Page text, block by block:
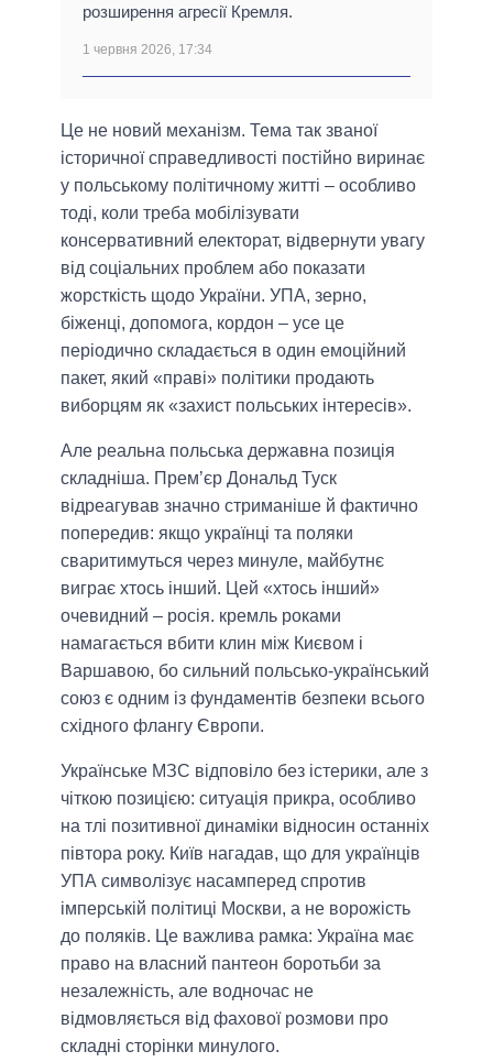
розширення агресії Кремля.
1 червня 2026, 17:34
Це не новий механізм. Тема так званої
історичної справедливості постійно виринає
у польському політичному житті – особливо
тоді, коли треба мобілізувати
консервативний електорат, відвернути увагу
від соціальних проблем або показати
жорсткість щодо України. УПА, зерно,
біженці, допомога, кордон – усе це
періодично складається в один емоційний
пакет, який «праві» політики продають
виборцям як «захист польських інтересів».
Але реальна польська державна позиція
складніша. Прем’єр Дональд Туск
відреагував значно стриманіше й фактично
попередив: якщо українці та поляки
сваритимуться через минуле, майбутнє
виграє хтось інший. Цей «хтось інший»
очевидний – росія. кремль роками
намагається вбити клин між Києвом і
Варшавою, бо сильний польсько-український
союз є одним із фундаментів безпеки всього
східного флангу Європи.
Українське МЗС відповіло без істерики, але з
чіткою позицією: ситуація прикра, особливо
на тлі позитивної динаміки відносин останніх
півтора року. Київ нагадав, що для українців
УПА символізує насамперед спротив
імперській політиці Москви, а не ворожість
до поляків. Це важлива рамка: Україна має
право на власний пантеон боротьби за
незалежність, але водночас не
відмовляється від фахової розмови про
складні сторінки минулого.